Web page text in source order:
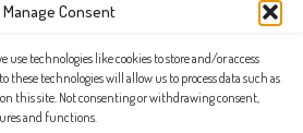
Manage Consent
use technologies like cookies to store and/or access
technologies will allow us to process data such as
this site. Not consenting or withdrawing consent,
and functions.
tu próximo evento MICE?